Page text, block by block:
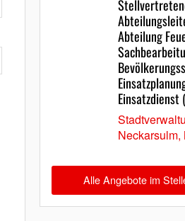
Abteilung
Alle Angebote im